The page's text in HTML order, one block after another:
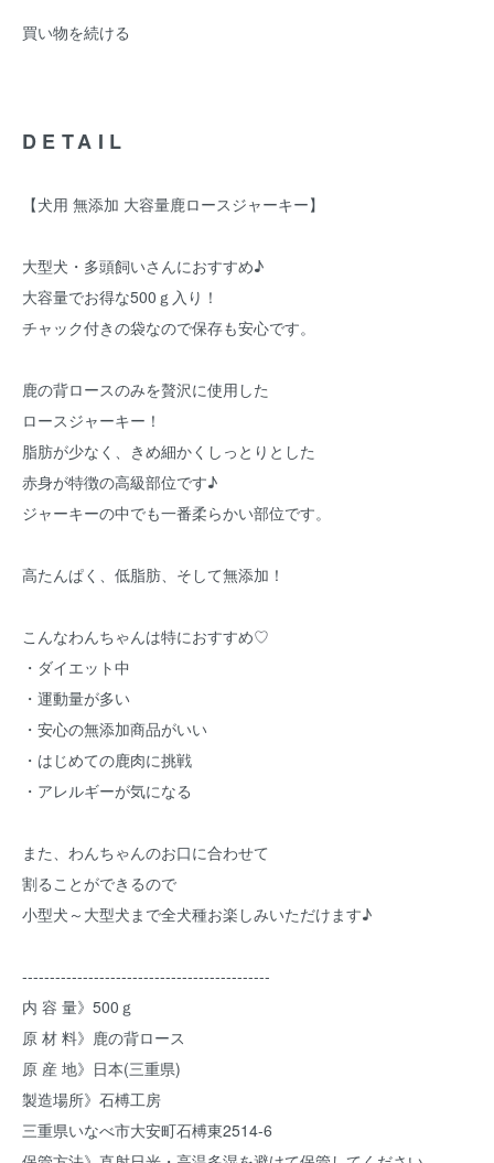
買い物を続ける
DETAIL
【犬用 無添加 大容量鹿ロースジャーキー】
大型犬・多頭飼いさんにおすすめ♪
大容量でお得な500ｇ入り！
チャック付きの袋なので保存も安心です。
鹿の背ロースのみを贅沢に使用した
ロースジャーキー！
脂肪が少なく、きめ細かくしっとりとした
赤身が特徴の高級部位です♪
ジャーキーの中でも一番柔らかい部位です。
高たんぱく、低脂肪、そして無添加！
こんなわんちゃんは特におすすめ♡
・ダイエット中
・運動量が多い
・安心の無添加商品がいい
・はじめての鹿肉に挑戦
・アレルギーが気になる
また、わんちゃんのお口に合わせて
割ることができるので
小型犬～大型犬まで全犬種お楽しみいただけます♪
---------------------------------------------
内 容 量》500ｇ
原 材 料》鹿の背ロース
原 産 地》日本(三重県)
製造場所》石榑工房
三重県いなべ市大安町石榑東2514-6